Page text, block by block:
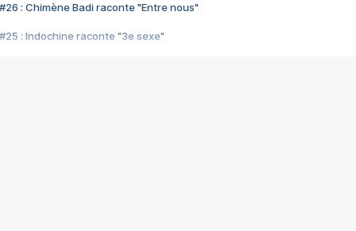
#26 : Chimène Badi raconte "Entre nous"
#25 : Indochine raconte "3e sexe"